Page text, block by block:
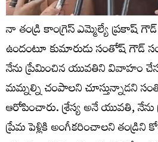
నా తండ్రి కాంగ్రెస్ ఎమ్మెల్యే ప్రకాష్
ఉందంటూ కుమారుడు సంతోష్ గౌడ్
నేను ప్రేమించిన యువతిని వివాహం
మమ్నల్ని చంపాలని చూస్తున్నాడని
ఆరోపించారు. శ్రేస్య అనే యువతి,
ప్రేమ పెళ్లికి అంగీకరించాలని